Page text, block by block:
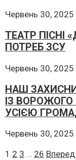
Червень 30, 2025
ТЕАТР ПІСНІ
ПОТРЕБ ЗСУ
Червень 30, 2025
НАШ
ІЗ
УСІЄЮ
Червень 30, 2025
1 2 3 … 26 Вперед